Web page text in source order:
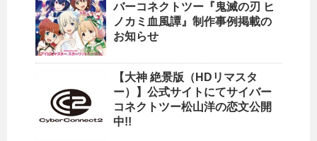
バーコネクトツー『鬼滅の刃 ヒ
ノカミ血風譚』制作事例掲載の
お知らせ
【大神 絶景版（HDリマスタ
ー）】公式サイトにてサイバー
コネクトツー松山洋の恋文公開
中!!